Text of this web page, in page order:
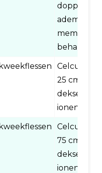
ademend
25 cm2,
deksel,
75 cm2,
deksel,